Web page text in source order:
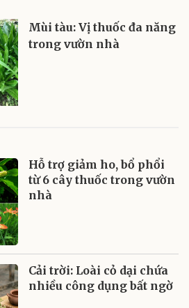
Mùi tàu: Vị thuốc đa năng
trong vườn nhà
Hỗ trợ giảm ho, bổ phổi
từ 6 cây thuốc trong vườn
nhà
Cải trời: Loài cỏ dại chứa
nhiều công dụng bất ngờ